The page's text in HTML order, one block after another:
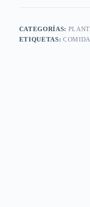
CATEGORÍAS:
ETIQUETAS: COMIDA